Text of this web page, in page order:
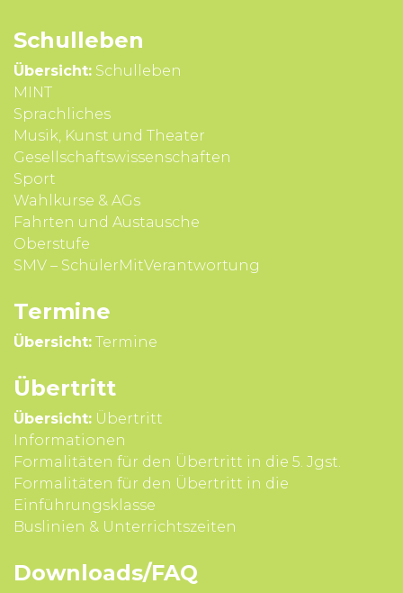
Schul­leben
Übersicht: Schulleben
MINT
Sprach­liches
Musik, Kunst und Theater
Gesell­schafts­wissen­schaften
Sport
Wahl­kurse & AGs
Fahrten und Aus­tausche
Ober­stufe
SMV – SchülerMitVerantwortung
Termine
Übersicht: Termine
Übertritt
Übersicht: Übertritt
Infor­mationen
Formali­täten für den Über­tritt in die 5. Jgst.
Formali­täten für den Über­tritt in die
Einführungsklasse
Buslinien & Unterrichts­zeiten
Downloads/FAQ